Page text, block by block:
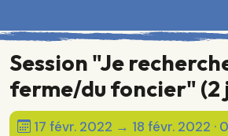
Session "Je
ferme/du foncier" (2
17 févr. 2022 → 18 févr. 2022 ·